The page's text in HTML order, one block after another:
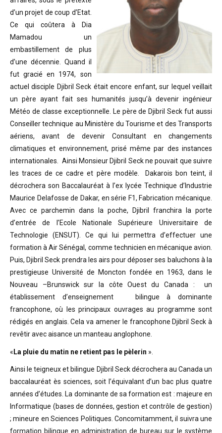
d’un projet de coup d’Etat.
Ce qui coûtera à Dia
Mamadou un
embastillement de plus
d’une décennie. Quand il
fut gracié en 1974, son
actuel disciple Djibril Seck était encore enfant, sur lequel veillait
un père ayant fait ses humanités jusqu’à devenir ingénieur
Météo de classe exceptionnelle. Le père de Djibril Seck fut aussi
Conseiller technique au Ministère du Tourisme et des Transports
aériens, avant de devenir Consultant en changements
climatiques et environnement, prisé même par des instances
internationales. Ainsi Monsieur Djibril Seck ne pouvait que suivre
les traces de ce cadre et père modèle. Dakarois bon teint, il
décrochera son Baccalauréat à l’ex lycée Technique d’Industrie
Maurice Delafosse de Dakar, en série F1, Fabrication mécanique.
Avec ce parchemin dans la poche, Djibril franchira la porte
d’entrée de l’Ecole Nationale Supérieure Universitaire de
Technologie (ENSUT). Ce qui lui permettra d’effectuer une
formation à Air Sénégal, comme technicien en mécanique avion.
Puis, Djibril Seck prendra les airs pour déposer ses baluchons à la
prestigieuse Université de Moncton fondée en 1963, dans le
Nouveau –Brunswick sur la côte Ouest du Canada : un
établissement d’enseignement bilingue à dominante
francophone, où les principaux ouvrages au programme sont
rédigés en anglais. Cela va amener le francophone Djibril Seck à
revêtir avec aisance un manteau anglophone.
«La pluie du matin ne retient pas le pèlerin ».
Ainsi le teigneux et bilingue Djibril Seck décrochera au Canada un
baccalauréat ès sciences, soit l’équivalant d’un bac plus quatre
années d’études. La dominante de sa formation est : majeure en
Informatique (bases de données, gestion et contrôle de gestion)
; mineure en Sciences Politiques. Concomitamment, il suivra une
formation bilingue en administration de bureau sur le système